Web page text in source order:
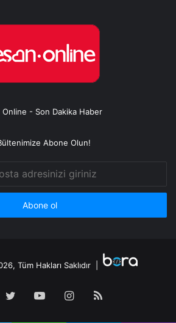
Online - Son Dakika Haber
Abone Olun!
Tüm Hakları Saklıdır |
Twitter YouTubeInstagram